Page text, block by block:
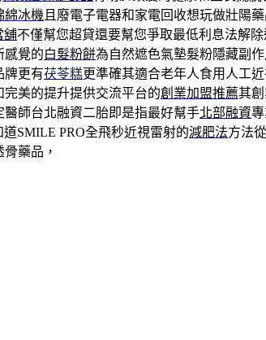
綿冰機 且廢電子電器和家電回收想玩做壯陽
舖不僅幫您超貸還要幫您爭取最低利息法解
感覺的白髮粉餅為自然遮色氣墊髮粉隱藏副
牌更有茯苓糕更準確其適合老年人食用人工
美的提升提供交流平台的創業加盟推薦其
醫師台北融資二胎即是指最好幫手北部融資
SMILE PRO全飛秒近視雷射的減肥法方法
藥品，